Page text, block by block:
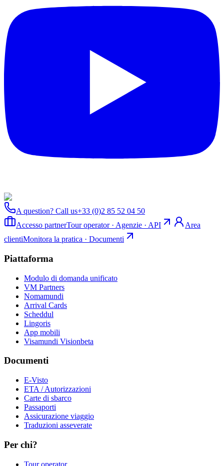
A question? Call us+33 (0)2 85 52 04 50
Accesso partnerTour operator · Agenzie · API
Area
clientiMonitora la pratica · Documenti
Piattaforma
Modulo di domanda unificato
VM Partners
Nomamundi
Arrival Cards
Scheddul
Lingoris
App mobili
Visamundi Visionbeta
Documenti
E-Visto
ETA / Autorizzazioni
Carte di sbarco
Passaporti
Assicurazione viaggio
Traduzioni asseverate
Per chi?
Tour operator